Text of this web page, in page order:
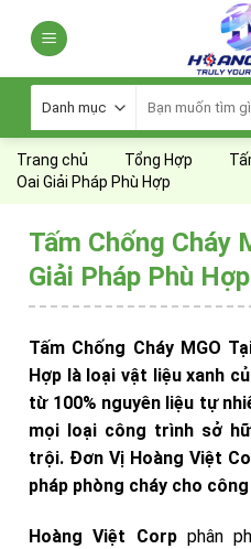
kiếm:
Trang chủ Tổng Hợp
Oai Giải Pháp Phù Hợp
Tấm Chống Cháy
Giải Pháp Phù Hợp
Tấm Chống Cháy MGO
Hợp là loại vật liệu xanh
từ 100% nguyên liệu tự
mọi loại công trình sở
trội. Đơn Vị Hoàng Việt
pháp phòng cháy cho
Hoàng Việt Corpphân